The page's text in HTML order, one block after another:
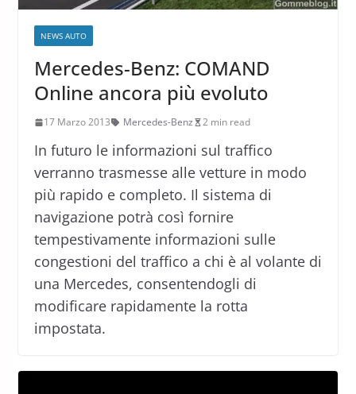
NEWS AUTO
Mercedes-Benz: COMAND
Online ancora più evoluto
17 Marzo 2013 Mercedes-Benz 2 min read
In futuro le informazioni sul traffico
verranno trasmesse alle vetture in modo
più rapido e completo. Il sistema di
navigazione potrà così fornire
tempestivamente informazioni sulle
congestioni del traffico a chi è al volante di
una Mercedes, consentendogli di
modificare rapidamente la rotta
impostata.